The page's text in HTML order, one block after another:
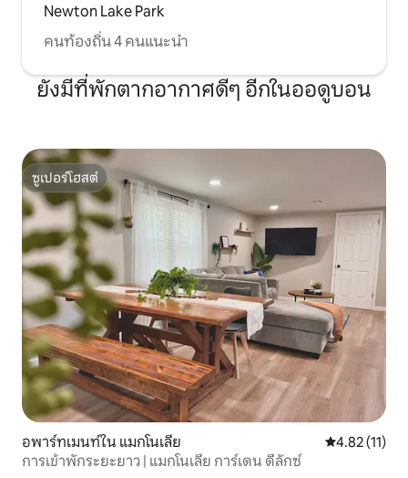
Newton Lake Park
คนท้องถิ่น 4 คนแนะนำ
ยังมีที่พักตากอากาศดีๆ อีกในออดูบอน
ซูเปอร์โฮสต์
ซูเปอร์โฮสต์
อพาร์ทเมนท์ใน แมกโนเลีย คะแนนเฉลี่ย
4.82 (11)
การเข้าพักระยะยาว | แมกโนเลีย การ์เดน ดีลักซ์